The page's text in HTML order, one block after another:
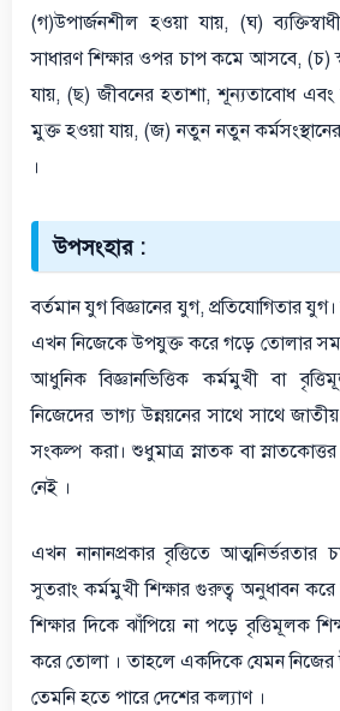
(গ)উপার্জনশীল হওয়া যায়, (ঘ)
সাধারণ শিক্ষার ওপর চাপ কমে আসবে, (চ)
যায়, (ছ) জীবনের হতাশা, শূন্যতাবোধ এবং
মুক্ত হওয়া যায়, (জ) নতুন নতুন কর্মসংস্থানের
।
উপসংহার :
বর্তমান যুগ বিজ্ঞানের যুগ, প্রতিযোগিতার
এখন নিজেকে উপযুক্ত করে গড়ে তোলার
আধুনিক বিজ্ঞানভিত্তিক কর্মমুখী বা
নিজেদের ভাগ্য উন্নয়নের সাথে সাথে
সংকল্প করা। শুধুমাত্র স্নাতক বা
নেই ।
এখন নানানপ্রকার বৃত্তিতে আত্মনির্ভরতার
সুতরাং কর্মমুখী শিক্ষার গুরুত্ব অনুধাবন
শিক্ষার দিকে ঝাঁপিয়ে না পড়ে বৃত্তিমূলক
করে তোলা । তাহলে একদিকে যেমন নিজের
তেমনি হতে পারে দেশের কল্যাণ ।